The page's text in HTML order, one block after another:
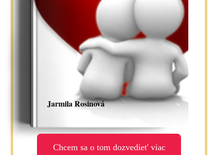
Jarmila Rosinová
Chcem sa o tom dozvedieť viac